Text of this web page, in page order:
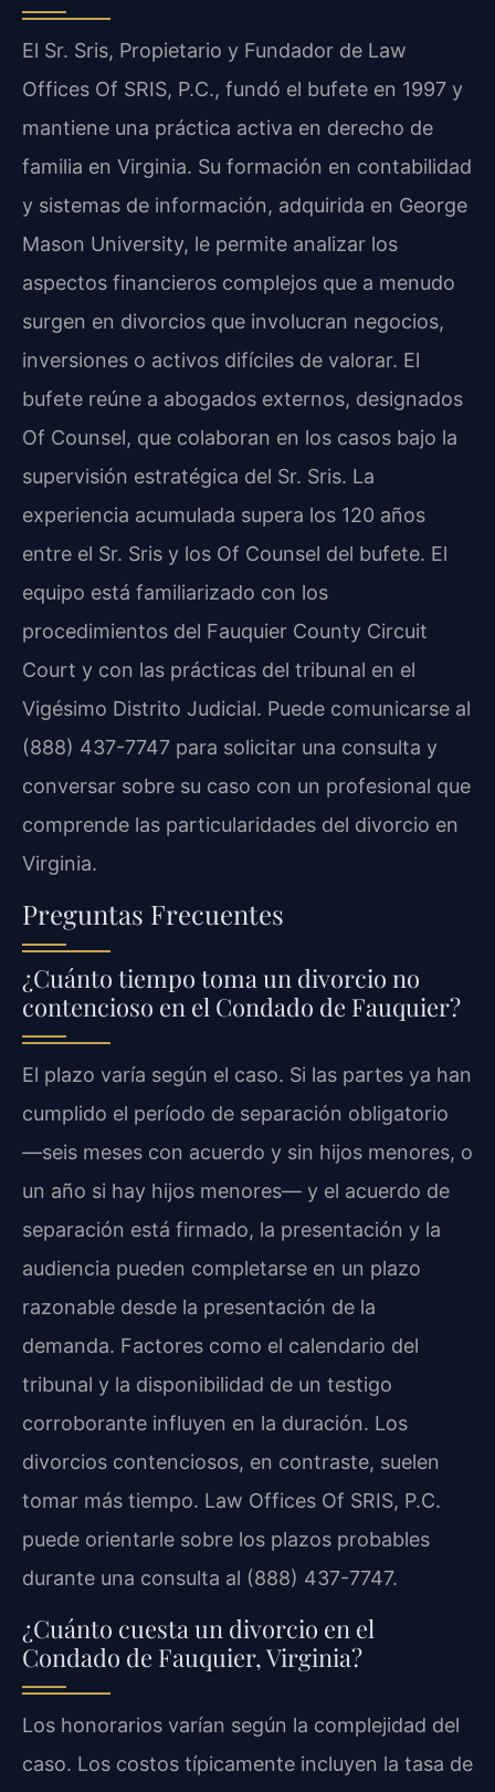
El Sr. Sris, Propietario y Fundador de Law
Offices Of SRIS, P.C., fundó el bufete en 1997 y
mantiene una práctica activa en derecho de
familia en Virginia. Su formación en contabilidad
y sistemas de información, adquirida en George
Mason University, le permite analizar los
aspectos financieros complejos que a menudo
surgen en divorcios que involucran negocios,
inversiones o activos difíciles de valorar. El
bufete reúne a abogados externos, designados
Of Counsel, que colaboran en los casos bajo la
supervisión estratégica del Sr. Sris. La
experiencia acumulada supera los 120 años
entre el Sr. Sris y los Of Counsel del bufete. El
equipo está familiarizado con los
procedimientos del Fauquier County Circuit
Court y con las prácticas del tribunal en el
Vigésimo Distrito Judicial. Puede comunicarse al
(888) 437-7747 para solicitar una consulta y
conversar sobre su caso con un profesional que
comprende las particularidades del divorcio en
Virginia.
Preguntas Frecuentes
¿Cuánto tiempo toma un divorcio no
contencioso en el Condado de Fauquier?
El plazo varía según el caso. Si las partes ya han
cumplido el período de separación obligatorio
—seis meses con acuerdo y sin hijos menores, o
un año si hay hijos menores— y el acuerdo de
separación está firmado, la presentación y la
audiencia pueden completarse en un plazo
razonable desde la presentación de la
demanda. Factores como el calendario del
tribunal y la disponibilidad de un testigo
corroborante influyen en la duración. Los
divorcios contenciosos, en contraste, suelen
tomar más tiempo. Law Offices Of SRIS, P.C.
puede orientarle sobre los plazos probables
durante una consulta al (888) 437-7747.
¿Cuánto cuesta un divorcio en el
Condado de Fauquier, Virginia?
Los honorarios varían según la complejidad del
caso. Los costos típicamente incluyen la tasa de